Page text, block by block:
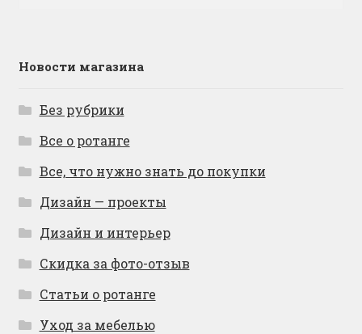
Новости магазина
Без рубрики
Все о ротанге
Все, что нужно знать до покупки
Дизайн — проекты
Дизайн и интерьер
Скидка за фото-отзыв
Статьи о ротанге
Уход за мебелью